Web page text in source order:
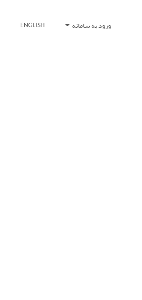
ورود به سامانه ENGLISH